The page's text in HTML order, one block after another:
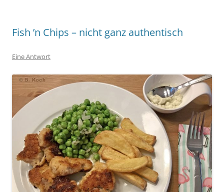
Fish ’n Chips – nicht ganz authentisch
Eine Antwort